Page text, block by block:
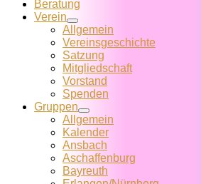
Beratung
Verein
Allgemein
Vereins­geschichte
Satzung
Mitglied­schaft
Vorstand
Spenden
Gruppen
Allgemein
Kalender
Ansbach
Aschaffenburg
Bayreuth